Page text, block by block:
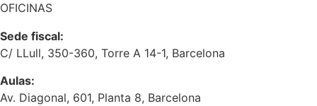
OFICINAS
Sede fiscal:
C/ LLull, 350-360, Torre A 14-1, Barcelona
Aulas:
Av. Diagonal, 601, Planta 8, Barcelona